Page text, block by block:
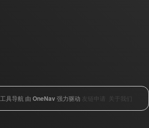
具导航 由 OneNav强力驱动 友链申请 关于我们